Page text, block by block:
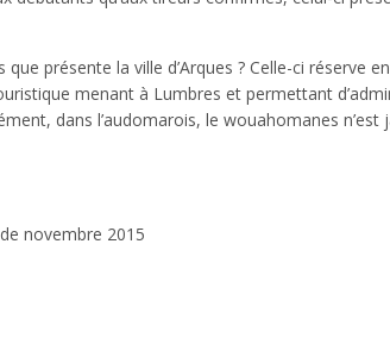
présente la ville d’Arques ? Celle-ci réserve
menant à Lumbres et permettant
dans l’audomarois, le wouahomanes n’est
novembre 2015